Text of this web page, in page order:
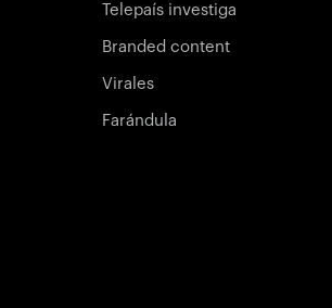
Telepaís investiga
Branded content
Virales
Farándula